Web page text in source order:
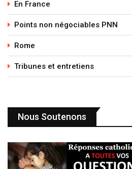
En France
Points non négociables PNN
Rome
Tribunes et entretiens
Nous Soutenons